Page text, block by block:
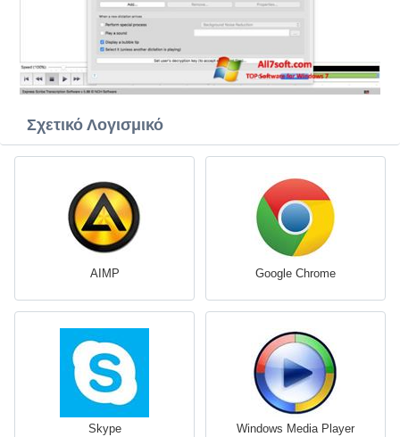
Σχετικό Λογισμικό
AIMP Google Chrome
Skype Windows Media Player